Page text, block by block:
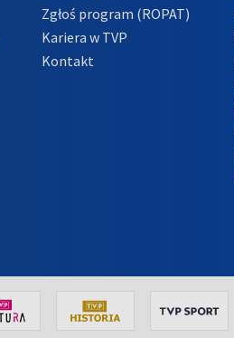
Zgłoś program (ROPAT)
Kariera w TVP
Kontakt